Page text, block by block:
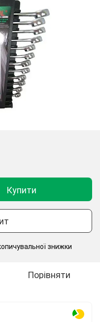
Купити
знижки
Порівняти